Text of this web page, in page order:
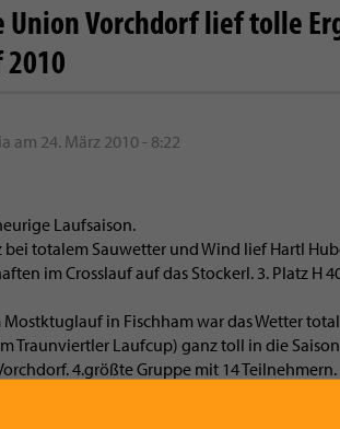
Union Vorchdorf lief tolle
am 24. März 2010 - 8:22
Laufsaison.
bei totalem Sauwetter und Wind lief Hartl
im Crosslauf auf das Stockerl. 3. Platz H
Mostktuglauf in Fischham war das Wetter
Traunviertler Laufcup) ganz toll in die
4.größte Gruppe mit 14 Teilnehmern.